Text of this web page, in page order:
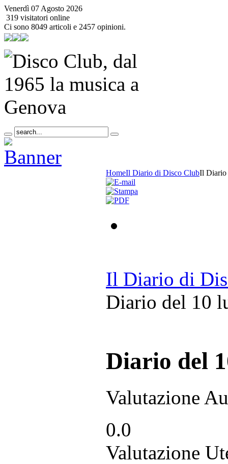
Venerdì 07 Agosto 2026
319 visitatori online
Ci sono 8049 articoli e 2457 opinioni.
HomeIl Diario di Disco ClubIl Diario
Il Diario di
Diario del 10
Diario del
Valutazione
0.0
Valutazione